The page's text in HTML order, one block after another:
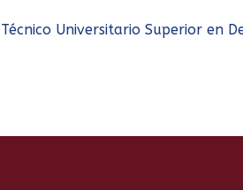
Técnico Universitario Superior en